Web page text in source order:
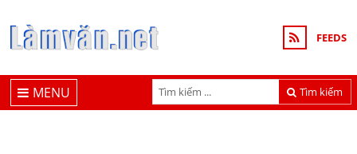
FEEDS
Tìm kiếm
MENU